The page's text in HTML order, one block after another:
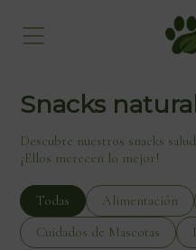
Snacks
Descubre nuestros snacks
¡Ellos merecen lo mejor!
Todas Alimentación
Cuidados de Mascotas